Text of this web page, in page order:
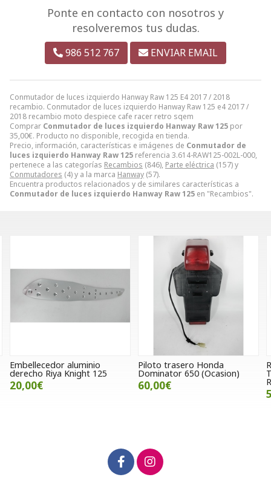
Conmutador de luces izquierdo Hanway Raw 125 E4 2017 / 2018
recambio. Conmutador de luces izquierdo Hanway Raw 125 e4 2017 /
2018 recambio moto despiece cafe racer retro sqem
Comprar Conmutador de luces izquierdo Hanway Raw 125 por
35,00€. Producto no disponible, recogida en tienda.
Precio, información, características e imágenes de Conmutador de
luces izquierdo Hanway Raw 125 referencia 3.614-RAW125-002L-000,
pertenece a las categorías Recambios (846), Parte eléctrica (157) y
Conmutadores (4) y a la marca Hanway (57).
Encuentra productos relacionados y de similares características a
Conmutador de luces izquierdo Hanway Raw 125 en "Recambios".
Ponte en contacto con nosotros y
resolveremos tus dudas.
986 512 767 ENVIAR EMAIL
Piloto trasero Honda
Dominator 650 (Ocasion)
60,00€
Regulador Jitsie para Gas Gas
TXT Pro Factory 2014 y
Racing 2015
52,00€